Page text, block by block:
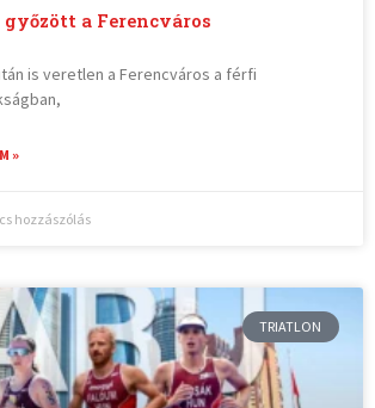
a Ferencváros
is veretlen a Ferencváros a férfi
»
hozzászólás
TRIATLON